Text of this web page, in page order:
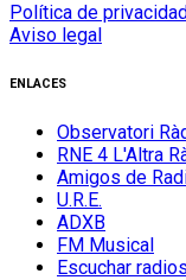
Política de
Aviso legal
ENLACES
Observatori
RNE 4 L'Altra
Amigos de
U.R.E.
ADXB
FM Musical
Escuchar